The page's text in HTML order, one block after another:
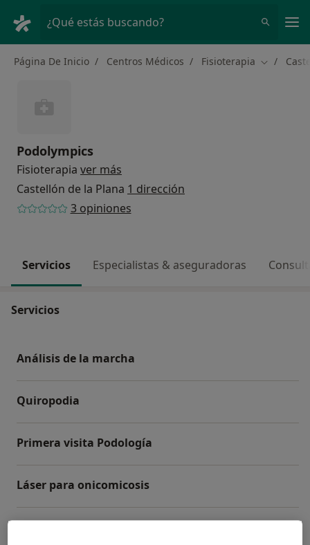
¿Qué estás buscando?
Página De Inicio Centros Médicos Fisioterapia Cambiar
Podolympics
Fisioterapia ver más
Castellón de la Plana 1 dirección
3 opiniones
Servicios Especialistas & aseguradoras
Servicios
Análisis de la marcha
Quiropodia
Primera visita Podología
Láser para onicomicosis